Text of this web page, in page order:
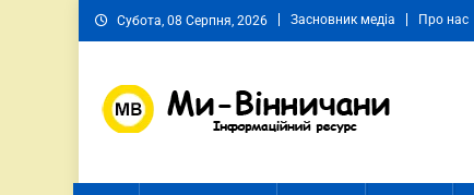
Субота, 08 Серпня, 2026 Засновник медіа Про нас